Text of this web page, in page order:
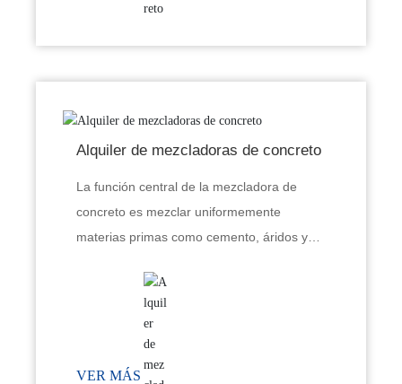
Alquiler de mezcladoras de concreto
La función central de la mezcladora de
concreto es mezclar uniformemente
materias primas como cemento, áridos y
que cumpla con los requisitos de
construcción.
VER MÁS